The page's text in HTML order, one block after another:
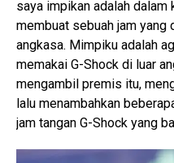
saya impikan adalah dalam
membuat sebuah jam yang
angkasa. Mimpiku adalah
memakai G-Shock di luar
mengambil premis itu,
lalu menambahkan
jam tangan G-Shock yang